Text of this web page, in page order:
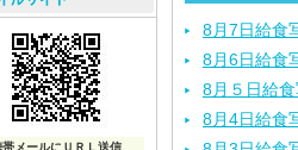
8月7日給食
8月6日給食
8月５日給
8月4日給食
帯メールにＵＲＬ送信